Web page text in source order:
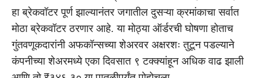
हा ब्रेकवॉटर पूर्ण झाल्यानंतर जगातील दुसऱ्या क्रमांकाचा सर्वात
मोठा ब्रेकवॉटर ठरणार आहे. या मोठ्या ऑर्डरची घोषणा होताच
गुंतवणूकदारांनी अफकॉन्सच्या शेअरवर अक्षरशः तुटून पडल्याने
कंपनीच्या शेअरमध्ये एका दिवसात ९ टक्क्यांहून अधिक वाढ झाली